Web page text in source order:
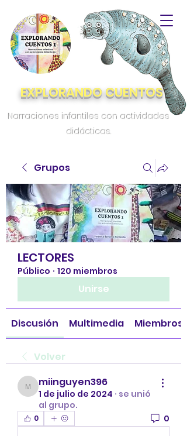
EXPLORANDO CUENTOS
Narraciones infantiles con actividades
didácticas.
Grupos
LECTORES
Público · 120 miembros
Unirse
Discusión Multimedia Miembros
Volver
miinguyen396
miinguyen396
1 de julio de 2024 · se unió
al grupo.
0 0